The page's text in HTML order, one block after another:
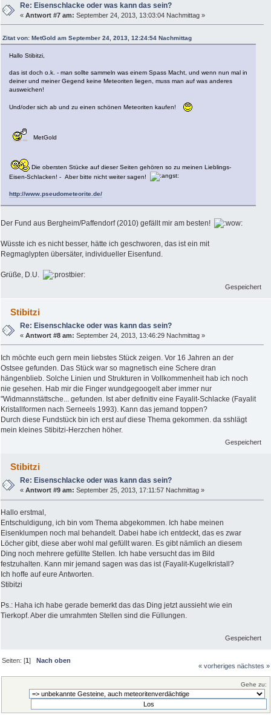
Re: Eisenschlacke oder was kann das sein?
«Antwort #7 am: September 24, 2013, 13:03:04 Nachmittag »
Zitat von: MetGold am September 24, 2013, 12:24:54 Nachmittag
Hallo Stibitzi,
das ist doch o.k. - man sollte sammeln was einem Spass Macht, und wenn nun mal in
deiner und meiner Gegend keine Meteoriten liegen, muss man auf was anderes
ausweichen!
Und/oder sich ab und zu einen schönen Meteoriten kaufen!
MetGold
Die obersten Stücke auf dieser Seiten gehören so zu meinen Lieblings-
Eisen-Schlacken! - Aber bitte nicht weiter sagen!
http://www.pseudometeorite.de/
Der Fund aus Bergheim/Paffendorf (2010) gefällt mir am besten!
Wüsste ich es nicht besser, hätte ich geschworen, das ist ein mit
Regmaglypten übersäter, individueller Eisenfund.
Grüße, D.U.
Gespeichert
Stibitzi
Re: Eisenschlacke oder was kann das sein?
«Antwort #8 am: September 24, 2013, 13:46:29 Nachmittag »
Ich möchte euch gern mein liebstes Stück zeigen. Vor 16 Jahren an der
Ostsee gefunden. Das Stück war so magnetisch eine Schere dran
hängenblieb. Solche Linien und Strukturen in Vollkommenheit hab ich noch
nie gesehen. Hab mir die Finger wundgegoogelt aber immer nur
"Widmannstättsche... gefunden. Ist aber definitiv eine Fayalit-Schlacke (Fayalit
Kristallformen nach Serneels 1993). Kann das jemand toppen?
Durch diese Fundstück bin ich erst auf diese Thema gekommen. da sshlägt
mein kleines Stibitzi-Herzchen höher.
Gespeichert
Stibitzi
Re: Eisenschlacke oder was kann das sein?
«Antwort #9 am: September 25, 2013, 17:11:57 Nachmittag »
Hallo erstmal,
Entschuldigung, ich bin vom Thema abgekommen. Ich habe meinen
Eisenklumpen noch mal behandelt. Dabei habe ich entdeckt, das es zwar
Löcher gibt, diese aber wohl mal gefüllt waren. Es gibt nämlich an diesem
Ding noch mehrere gefüllte Stellen. Ich habe versucht das im Bild
festzuhalten. Kann mir jemand sagen was das ist (Fayalit-Kugelkristall?
Ich hoffe auf eure Antworten.
Stibitzi
Ps.: Haha ich habe gerade bemerkt das das Ding jetzt aussieht wie ein
Tierkopf. Aber die umrahmten Stellen sind die Füllungen.
Gespeichert
Seiten: [1] Nach oben
« vorheriges nächstes »
Gehe zu: